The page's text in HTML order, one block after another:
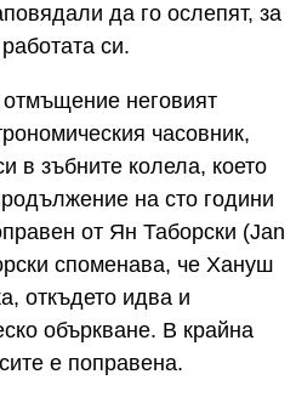
да го ослепят, за
си.
неговият
часовник,
в зъбните колела, което
на сто години
от Ян Таборски (Jan
споменава, че Хануш
откъдето идва и
объркване. В крайна
е поправена.